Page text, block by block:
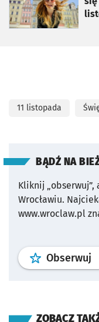
11 listopada
BĄDŹ NA
Kliknij
Wrocławiu.
www.wroclaw.pl
Obserwuj
ZOBACZ